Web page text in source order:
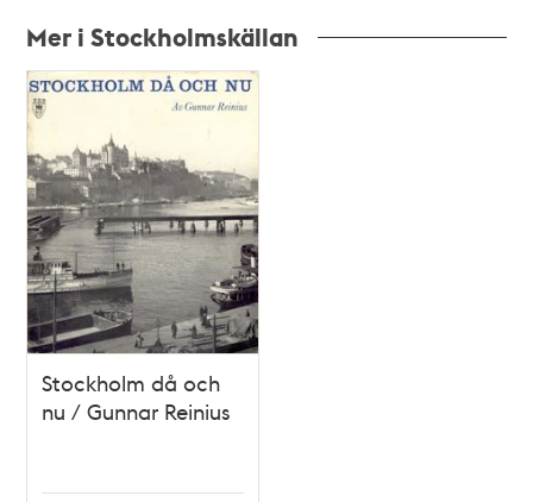
Mer i Stockholmskällan
Relaterade
poster
teman
Stockholm då och
nu / Gunnar Reinius